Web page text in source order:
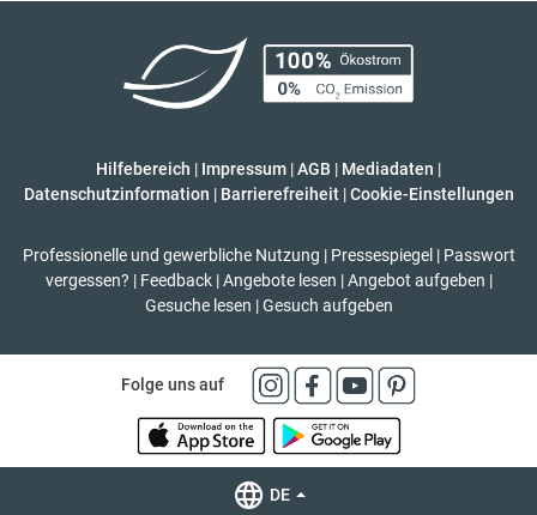
Hilfebereich | Impressum |AGB | Mediadaten |
Datenschutzinformation | Barrierefreiheit | Cookie-Einstellungen
Professionelle und gewerbliche Nutzung | Pressespiegel | Passwort
vergessen? | Feedback | Angebote lesen | Angebot aufgeben |
Gesuche lesen | Gesuch aufgeben
Folge uns auf
DE